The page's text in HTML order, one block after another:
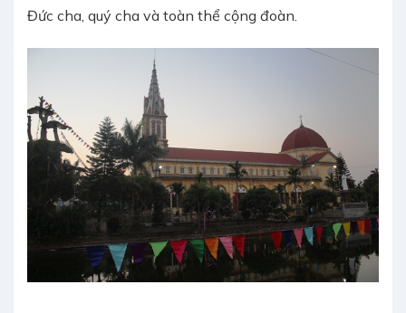
Đức cha, quý cha và toàn thể cộng đoàn.